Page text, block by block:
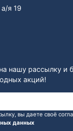
я 19
нашу рассылку и
акций!
вы даете своё
данных